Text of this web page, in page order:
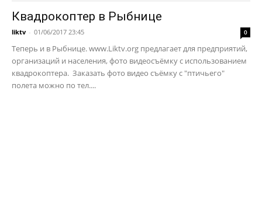
Квадрокоптер в Рыбнице
liktv - 01/06/2017 23:45 0
Теперь и в Рыбнице. www.Liktv.org предлагает для предприятий,
организаций и населения, фото видеосъёмку с использованием
квадрокоптера. Заказать фото видео съёмку с "птичьего"
полета можно по тел....